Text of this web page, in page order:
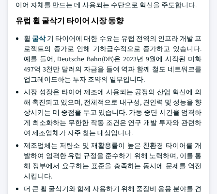
이어 자체를 만드는 데 사용되는 수단으로 혁신을 주도합니다.
유럽 휠 굴삭기 타이어 시장 동향
휠 굴삭기 타이어에 대한 수요는 유럽 전역의 인프라 개발 프
로젝트의 증가로 인해 기하급수적으로 증가하고 있습니다.
예를 들어, Deutsche Bahn(DB)은 2023년 9월에 시작된 미화
497억 3천만 달러의 자금을 들여 역과 함께 철도 네트워크를
업그레이드하는 투자 조약의 일부입니다.
시장 성장은 타이어 제조에 사용되는 공정의 산업 혁신에 의
해 촉진되고 있으며, 전체적으로 내구성, 견인력 및 성능을 향
상시키는 데 중점을 두고 있습니다. 가동 중단 시간을 엄격하
게 최소화하는 무한한 작동 조건은 연구 개발 투자와 관련하
여 제조업체가 자주 찾는 대상입니다.
제조업체는 저탄소 및 재활용률이 높은 친환경 타이어를 개
발하여 엄격한 유럽 규정을 준수하기 위해 노력하며, 이를 통
해 정부에서 요구하는 표준을 충족하는 동시에 문제를 역전
시킵니다.
더 큰 휠 굴삭기와 함께 사용하기 위해 중장비 응용 분야를 견